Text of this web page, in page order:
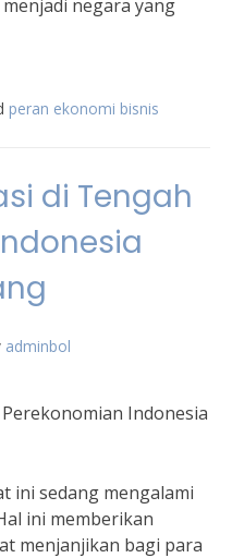
negara yang
peran ekonomi bisnis
di Tengah
adminbol
Indonesia
ini sedang mengalami
ini memberikan
menjanjikan bagi para